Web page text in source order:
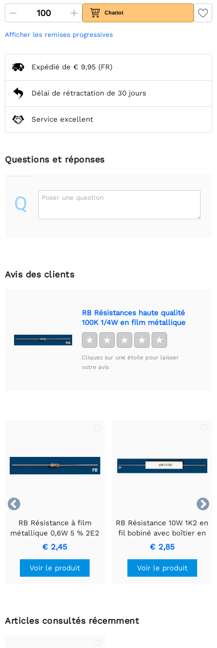
Chariot
Afficher les remises progressives
Expédié de € 9,95 (FR)
Délai de rétractation de 30 jours
Service excellent
Questions et réponses
Q Poser une question
Avis des clients
RB Résistances haute qualité
100K 1/4W en film métallique
★ ★ ★ ★ ★
Cliquez sur une étoile pour laisser
votre avis


RB Résistance à film
métallique 0,6W 5 % 2E2
- Résistance de précision
durable
€ 2,45
Voir le produit
RB Résistance 10W 1K2 en
fil bobiné avec boîtier en
céramique.
€ 2,85
Voir le produit
Articles consultés récemment